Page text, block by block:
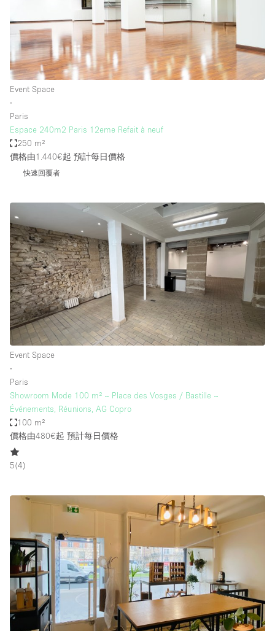
Event Space
∙
Paris
Espace 240m2 Paris 12eme Refait à neuf
250 m²
價格由1.440€起 預計每日價格
快速回覆者
Event Space
∙
Paris
Showroom Mode 100 m² – Place des Vosges / Bastille –
Événements, Réunions, AG Copro
100 m²
價格由480€起 預計每日價格
5(4)